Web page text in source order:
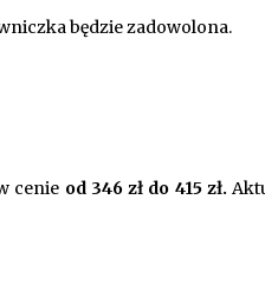
będzie zadowolona.
cenie od 346 zł do 415 zł.